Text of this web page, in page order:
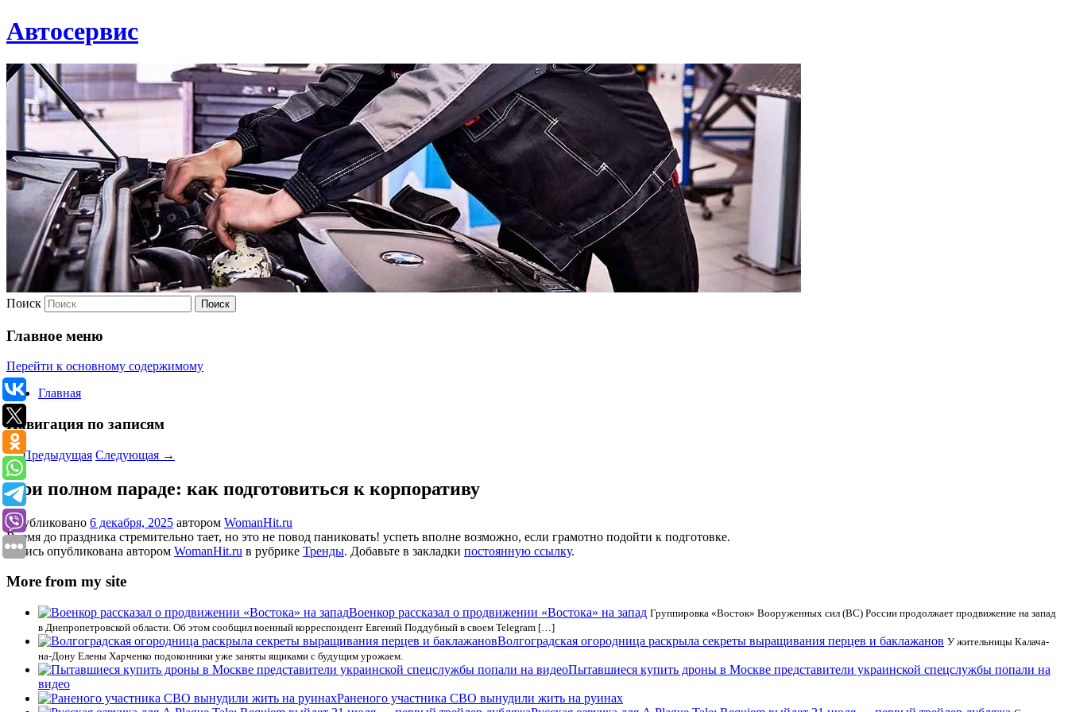
Автосервис
Поиск
Главное меню
Перейти к основному содержимому
Главная
Навигация по записям
←Предыдущая Следующая →
При полном параде: как подготовиться к корпоративу
Опубликовано 6 декабря, 2025 автором WomanHit.ru
Время до праздника стремительно тает, но это не повод паниковать! успеть вполне возможно, если грамотно подойти к подготовке.
Запись опубликована автором WomanHit.ru в рубрике Тренды. Добавьте в закладки постоянную ссылку.
More from my site
Военкор рассказал о продвижении «Востока» на запад Группировка «Восток» Вооруженных сил (ВС) России продолжает продвижение на запад
в Днепропетровской области. Об этом сообщил военный корреспондент Евгений Поддубный в своем Telegram […]
Волгоградская огородница раскрыла секреты выращивания перцев и баклажанов У жительницы Калача-
на-Дону Елены Харченко подоконники уже заняты ящиками с будущим урожаем.
Пытавшиеся купить дроны в Москве представители украинской спецслужбы попали на
видео
Раненого участника СВО вынудили жить на руинах